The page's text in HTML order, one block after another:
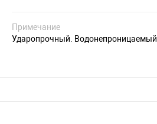
Примечание
Ударопрочный. Водонепроницаемый.